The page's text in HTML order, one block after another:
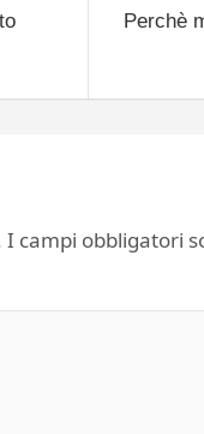
Perchè
I campi obbligatori